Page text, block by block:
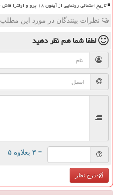
تاریخ احتمالی رونمایی از آیفون ۱۸ پرو و اولترا فاش شد
نظرات بینندگان در مورد این مطلب
لطفا شما همنظر دهید
= ۳ بعلاوه ۵
درج نظر